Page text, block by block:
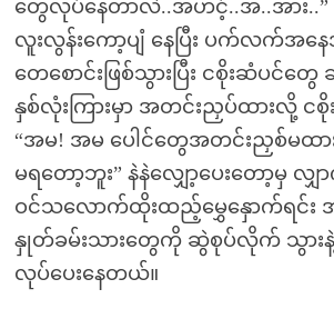
တွေလုပ်နေတာလဲ..အဟင့်..အ..အား..”
လူးလွန်းကော့ပျံ နေပြီး ပက်လက်အန
တေစောင်းဖြစ်သွားပြီး ငစိုးဆံပင်တွ
နှစ်လုံးကြားမှာ အတင်းညှပ်ထားလို့ င
“အမ! အမ ပေါင်တွေအတင်းညှစ်မထာ
မရတော့ဘူး” နဲနဲလျှော့ပေးတော့မှ
ဝင်သလောက်ထိုးထည့်မွှေနှောက်ရင်း
နှုတ်ခမ်းသားတွေကို ဆွဲစုပ်လိုက် သွာ
လုပ်ပေးနေတယ်။